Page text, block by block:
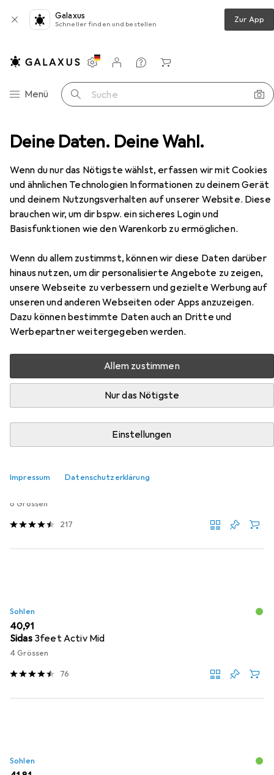
Deine Daten. Deine Wahl.
Wenn du nur das Nötigste wählst, erfassen wir mit Cookies
und ähnlichen Technologien Informationen zu deinem Gerät
und deinem Nutzungsverhalten auf unserer Website. Diese
brauchen wir, um dir bspw. ein sicheres Login und
Basisfunktionen wie den Warenkorb zu ermöglichen.
Wenn du allem zustimmst, können wir diese Daten darüber
hinaus nutzen, um dir personalisierte Angebote zu zeigen,
unsere Webseite zu verbessern und gezielte Werbung auf
unseren und anderen Webseiten oder Apps anzuzeigen.
Dazu können bestimmte Daten auch an Dritte und
Werbepartner weitergegeben werden.
Allem zustimmen
Nur das Nötigste
Einstellungen
Impressum Datenschutzerklärung
Galaxus
Schneller finden und bestellen Zur App
Navigation nach Kategorien
Menü Suche
Einstellungen
Kundenkonto
Vergleichslisten
Merklisten
Warenkorb
Neo Tools Professional OB sandals, size 44 (82-725)
EUR
45,31
Neo Tools Professional OB sandals,
size 44 (82-725)
4 Grössen
Zubehör für Neo Tools
Professional OB sandals, size 44
(82-725)
Hier findest du passendes Zubehör zum Produkt Neo
Relevanz
Produktliste
EUR
34,95
6 Grössen
217
Sohlen
EUR
40,91
Sidas 3feet Activ Mid
4 Grössen
76
Sohlen